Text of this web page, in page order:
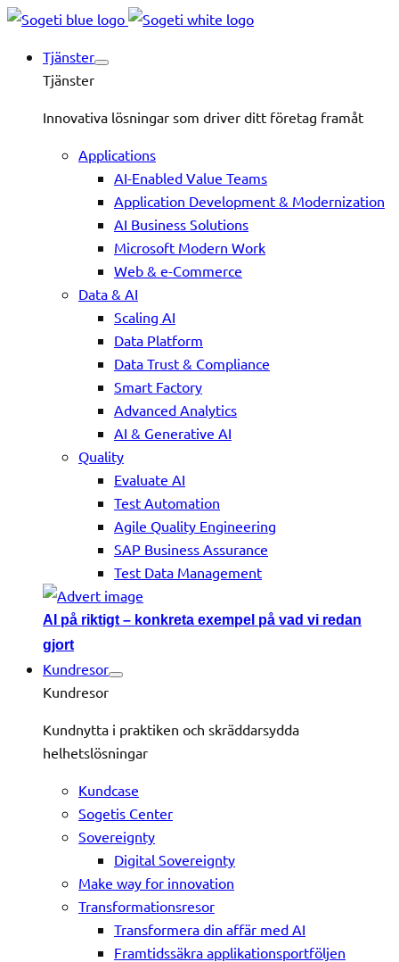
Tjänster
Tjänster
Innovativa lösningar som driver ditt företag framåt
Applications
AI-Enabled Value Teams
Application Development & Modernization
AI Business Solutions
Microsoft Modern Work
Web & e-Commerce
Data & AI
Scaling AI
Data Platform
Data Trust & Compliance
Smart Factory
Advanced Analytics
AI & Generative AI
Quality
Evaluate AI
Test Automation
Agile Quality Engineering
SAP Business Assurance
Test Data Management
AI på riktigt – konkreta exempel på vad vi redan
gjort
Kundresor
Kundresor
Kundnytta i praktiken och skräddarsydda
helhetslösningar
Kundcase
Sogetis Center
Sovereignty
Digital Sovereignty
Make way for innovation
Transformationsresor
Transformera din affär med AI
Framtidssäkra applikationsportföljen